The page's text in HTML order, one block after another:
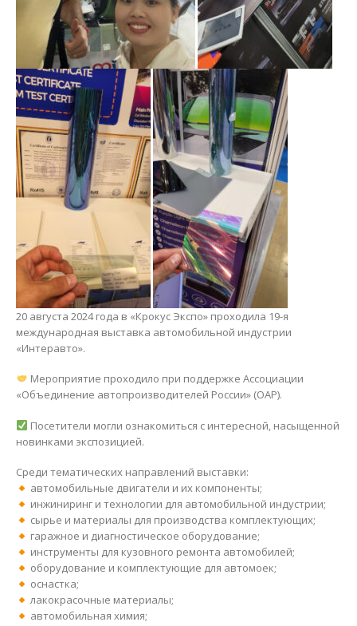
20 августа 2024 года в «Крокус Экспо» проходила 19-я
международная выставка автомобильной индустрии
«Интеравто».
Мероприятие проходило при поддержке Ассоциации
«Объединение автопроизводителей России» (ОАР).
Посетители могли ознакомиться с интересной, насыщенной
новинками экспозицией.
Среди тематических направлений выставки:
автомобильные двигатели и их компоненты;
инжиниринг и технологии для автомобильной индустрии;
сырье и материалы для производства комплектующих;
гаражное и диагностическое оборудование;
инструменты для кузовного ремонта автомобилей;
оборудование и комплектующие для автомоек;
оснастка;
лакокрасочные материалы;
автомобильная химия;